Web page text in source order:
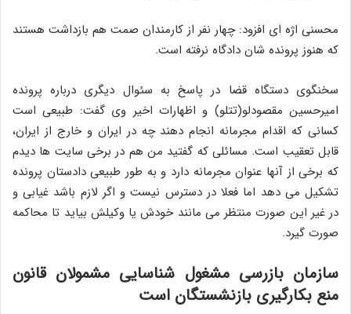
محسنی اژه ای افزود: چهار نفر از کارمندان صمت هم بازداشت هستند
که هنوز پرونده شان دادگاه نرفته است.
سخنگوی دستگاه قضا در پاسخ به سئوال دیگری درباره پرونده
امیرحسین مقصودلو(تتلو) و اظهارات اخیر وی گفت: طبیعی است
کسانی که اقدام مجرمانه انجام دهند چه در ایران و خارج از ایران،
قابل تعقیب است. مسائلی که گفتید من هم در برخی سایت ها دیدم
که برخی از آنها عنوان مجرمانه دارد و به طور طبیعی دادستان پرونده
تشکیل می دهد اما فعلا در دسترس نیست و اگر لازم باشد غیابی و
در غیر این صورت منتظر می مانند خودش یا وکیلش بیاید تا محاکمه
صورت گیرد.
سازمان بازرسی مشغول شناسایی مشمولان قانون
منع بکارگیری بازنشستگان است